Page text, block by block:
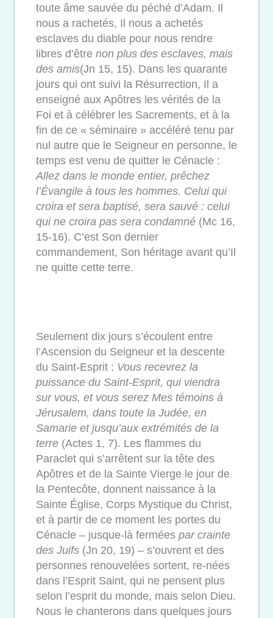
toute âme sauvée du péché d’Adam. Il
nous a rachetés, Il nous a achetés
esclaves du diable pour nous rendre
libres d’être non plus des esclaves, mais
des amis(Jn 15, 15). Dans les quarante
jours qui ont suivi la Résurrection, Il a
enseigné aux Apôtres les vérités de la
Foi et à célébrer les Sacrements, et à la
fin de ce « séminaire » accéléré tenu par
nul autre que le Seigneur en personne, le
temps est venu de quitter le Cénacle :
Allez dans le monde entier, prêchez
l’Évangile à tous les hommes. Celui qui
croira et sera baptisé, sera sauvé : celui
qui ne croira pas sera condamné (Mc 16,
15-16). C’est Son dernier
commandement, Son héritage avant qu’Il
ne quitte cette terre.
Seulement dix jours s’écoulent entre
l’Ascension du Seigneur et la descente
du Saint-Esprit : Vous recevrez la
puissance du Saint-Esprit, qui viendra
sur vous, et vous serez Mes témoins à
Jérusalem, dans toute la Judée, en
Samarie et jusqu’aux extrémités de la
terre (Actes 1, 7). Les flammes du
Paraclet qui s’arrêtent sur la tête des
Apôtres et de la Sainte Vierge le jour de
la Pentecôte, donnent naissance à la
Sainte Église, Corps Mystique du Christ,
et à partir de ce moment les portes du
Cénacle – jusque-là fermées par crainte
des Juifs (Jn 20, 19) – s’ouvrent et des
personnes renouvelées sortent, re-nées
dans l’Esprit Saint, qui ne pensent plus
selon l’esprit du monde, mais selon Dieu.
Nous le chanterons dans quelques jours